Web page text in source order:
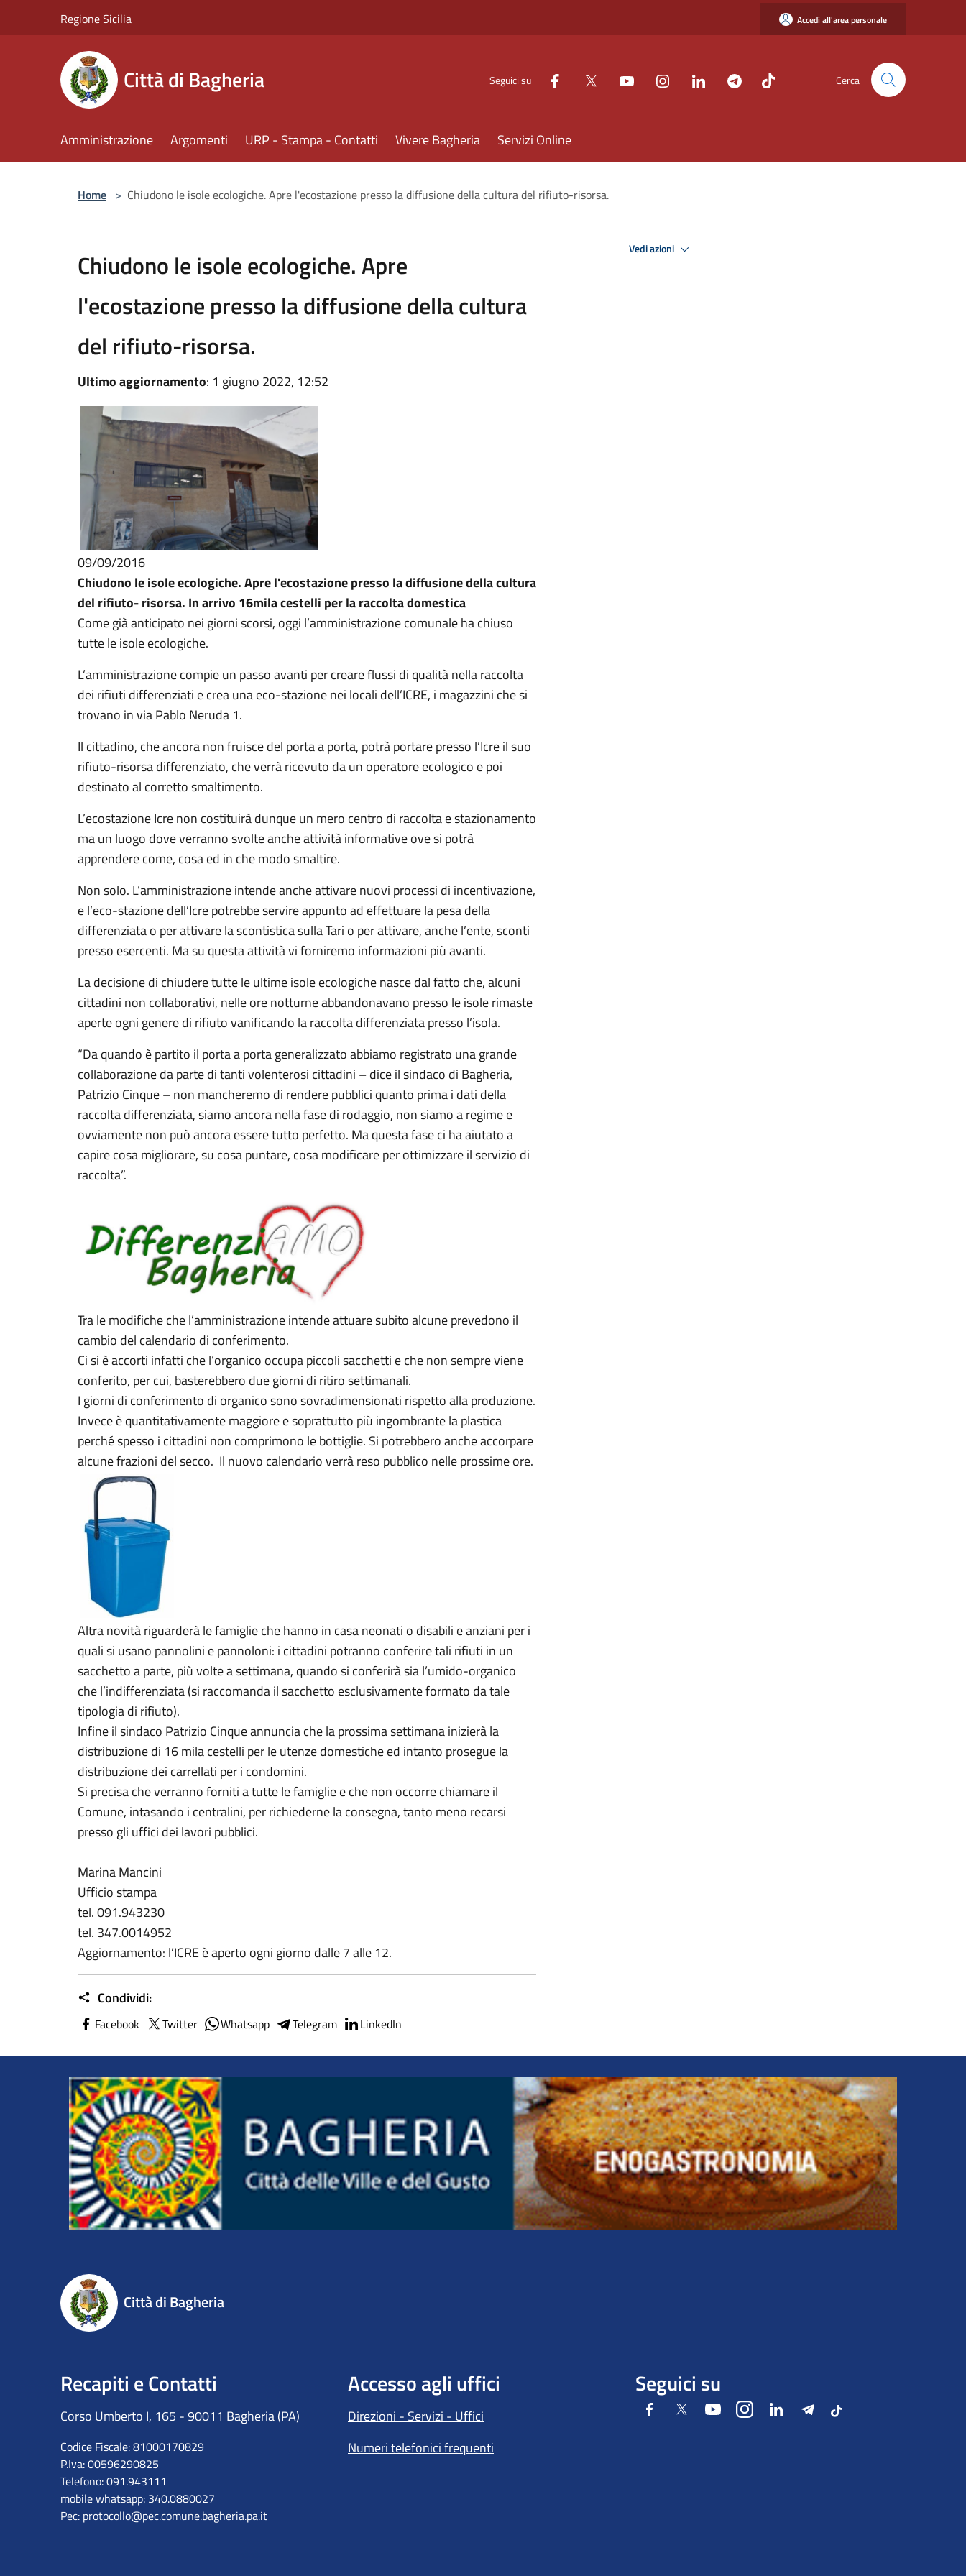
Regione Sicilia Accedi all'area personale
Città di Bagheria Seguici su Cerca
Amministrazione Argomenti URP - Stampa - Contatti Vivere Bagheria Servizi Online
Home > Chiudono le isole ecologiche. Apre l'ecostazione presso la diffusione della cultura del rifiuto-risorsa.
Chiudono le isole ecologiche. Apre
l'ecostazione presso la diffusione della cultura
del rifiuto-risorsa.
Ultimo aggiornamento: 1 giugno 2022, 12:52
09/09/2016
Chiudono le isole ecologiche. Apre l'ecostazione presso la diffusione della cultura
del rifiuto- risorsa. In arrivo 16mila cestelli per la raccolta domestica
Come già anticipato nei giorni scorsi, oggi l’amministrazione comunale ha chiuso
tutte le isole ecologiche.
L’amministrazione compie un passo avanti per creare flussi di qualità nella raccolta
dei rifiuti differenziati e crea una eco-stazione nei locali dell’ICRE, i magazzini che si
trovano in via Pablo Neruda 1.
Il cittadino, che ancora non fruisce del porta a porta, potrà portare presso l’Icre il suo
rifiuto-risorsa differenziato, che verrà ricevuto da un operatore ecologico e poi
destinato al corretto smaltimento.
L’ecostazione Icre non costituirà dunque un mero centro di raccolta e stazionamento
ma un luogo dove verranno svolte anche attività informative ove si potrà
apprendere come, cosa ed in che modo smaltire.
Non solo. L’amministrazione intende anche attivare nuovi processi di incentivazione,
e l’eco-stazione dell’Icre potrebbe servire appunto ad effettuare la pesa della
differenziata o per attivare la scontistica sulla Tari o per attivare, anche l’ente, sconti
presso esercenti. Ma su questa attività vi forniremo informazioni più avanti.
La decisione di chiudere tutte le ultime isole ecologiche nasce dal fatto che, alcuni
cittadini non collaborativi, nelle ore notturne abbandonavano presso le isole rimaste
aperte ogni genere di rifiuto vanificando la raccolta differenziata presso l’isola.
“Da quando è partito il porta a porta generalizzato abbiamo registrato una grande
collaborazione da parte di tanti volenterosi cittadini – dice il sindaco di Bagheria,
Patrizio Cinque – non mancheremo di rendere pubblici quanto prima i dati della
raccolta differenziata, siamo ancora nella fase di rodaggio, non siamo a regime e
ovviamente non può ancora essere tutto perfetto. Ma questa fase ci ha aiutato a
capire cosa migliorare, su cosa puntare, cosa modificare per ottimizzare il servizio di
raccolta”.
Tra le modifiche che l’amministrazione intende attuare subito alcune prevedono il
cambio del calendario di conferimento.
Ci si è accorti infatti che l’organico occupa piccoli sacchetti e che non sempre viene
conferito, per cui, basterebbero due giorni di ritiro settimanali.
I giorni di conferimento di organico sono sovradimensionati rispetto alla produzione.
Invece è quantitativamente maggiore e soprattutto più ingombrante la plastica
perché spesso i cittadini non comprimono le bottiglie. Si potrebbero anche accorpare
alcune frazioni del secco. Il nuovo calendario verrà reso pubblico nelle prossime ore.
Altra novità riguarderà le famiglie che hanno in casa neonati o disabili e anziani per i
quali si usano pannolini e pannoloni: i cittadini potranno conferire tali rifiuti in un
sacchetto a parte, più volte a settimana, quando si conferirà sia l’umido-organico
che l’indifferenziata (si raccomanda il sacchetto esclusivamente formato da tale
tipologia di rifiuto).
Infine il sindaco Patrizio Cinque annuncia che la prossima settimana inizierà la
distribuzione di 16 mila cestelli per le utenze domestiche ed intanto prosegue la
distribuzione dei carrellati per i condomini.
Si precisa che verranno forniti a tutte le famiglie e che non occorre chiamare il
Comune, intasando i centralini, per richiederne la consegna, tanto meno recarsi
presso gli uffici dei lavori pubblici.
Marina Mancini
Ufficio stampa
tel. 091.943230
tel. 347.0014952
Aggiornamento: l’ICRE è aperto ogni giorno dalle 7 alle 12.
Condividi:
Facebook Twitter Whatsapp Telegram LinkedIn
Vedi azioni
Città di Bagheria
Recapiti e Contatti
Corso Umberto I, 165 - 90011 Bagheria (PA)
Codice Fiscale: 81000170829
P.Iva: 00596290825
Telefono: 091.943111
mobile whatsapp: 340.0880027
Pec: protocollo@pec.comune.bagheria.pa.it
Accesso agli uffici
Direzioni - Servizi - Uffici
Numeri telefonici frequenti
Seguici su
FacebookTwitter YoutubeInstagramLinkedIn Telegram
Tiktok